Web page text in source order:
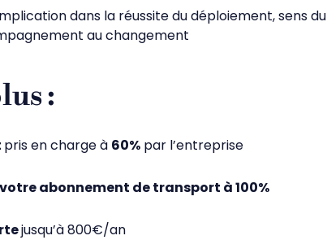
dans la réussite du déploiement, sens du
au changement
:
pris en charge à 60% par l’entreprise
abonnement de transport à 100%
jusqu’à 800€/an